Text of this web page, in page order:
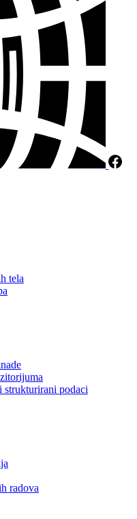
tela
strukturirani podaci
radova